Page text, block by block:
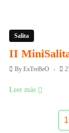
Salita
II
By ExTreBeO
Leer más
1